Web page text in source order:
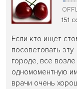
151
Если кто ищет
посоветовать
городе, все
одномоментную
врачи очень